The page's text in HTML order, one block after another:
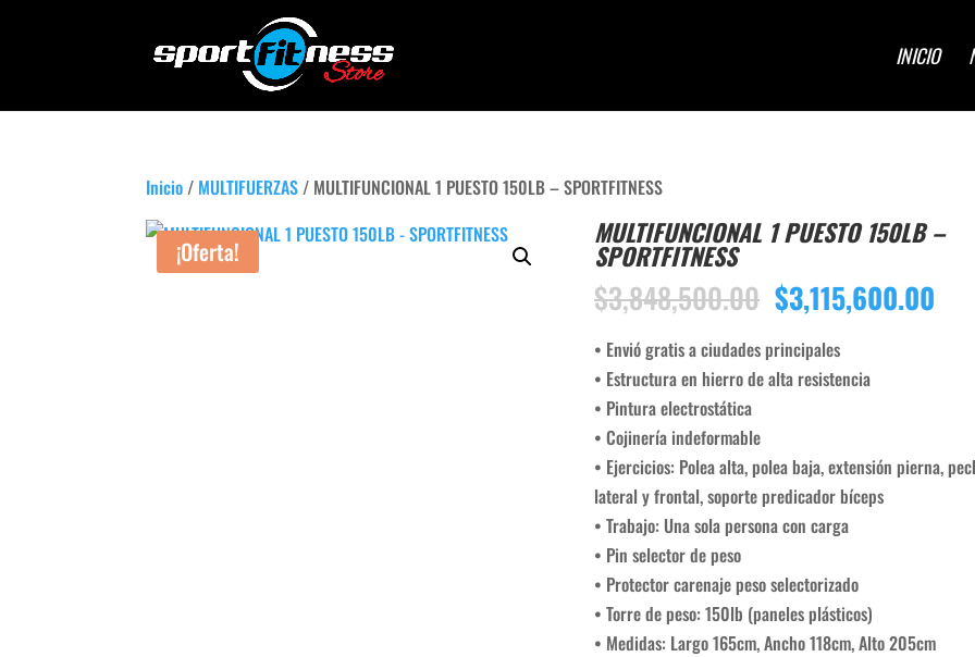
INICIO
Inicio/ MULTIFUERZAS/ MULTIFUNCIONAL 1 PUESTO 150LB – SPORTFITNESS
¡Oferta!
MULTIFUNCIONAL 1 PUESTO 150LB –
SPORTFITNESS
$3,848,500.00 El
precio
original
era:
$3,115,600.00
• Envió gratis a ciudades principales
• Estructura en hierro de alta resistencia
• Pintura electrostática
• Cojinería indeformable
• Ejercicios: Polea alta, polea baja, extensión pierna,
lateral y frontal, soporte predicador bíceps
• Trabajo: Una sola persona con carga
• Pin selector de peso
• Protector carenaje peso selectorizado
• Torre de peso: 150lb (paneles plásticos)
• Medidas: Largo 165cm, Ancho 118cm, Alto 205cm